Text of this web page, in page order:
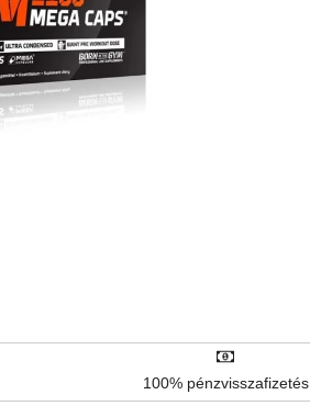
100% pénzvisszafizetés